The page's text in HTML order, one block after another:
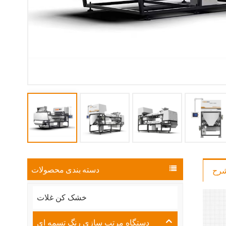
دسته بندی محصولات
خشک کن غلات
دستگاه مرتب سازی رنگ تسمه ای